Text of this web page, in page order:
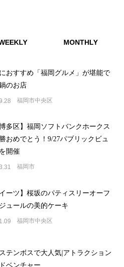
MONTHLY
おすすめ「福岡グルメ」が堪能で
のお店
福岡市中央区
博多区】福岡ソフトバンクホークス
おめでとう！9/27パブリックビュ
開催
福岡市
イーツ】桜坂のパティスリーオーフ
ュールの美的ケーキ
福岡市中央区
テンボスで大人気|アトラクション
ベンチャー